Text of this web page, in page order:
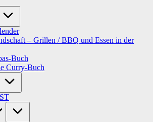
– Grillen / BBQ und Essen in der
Buch
Curry-Buch